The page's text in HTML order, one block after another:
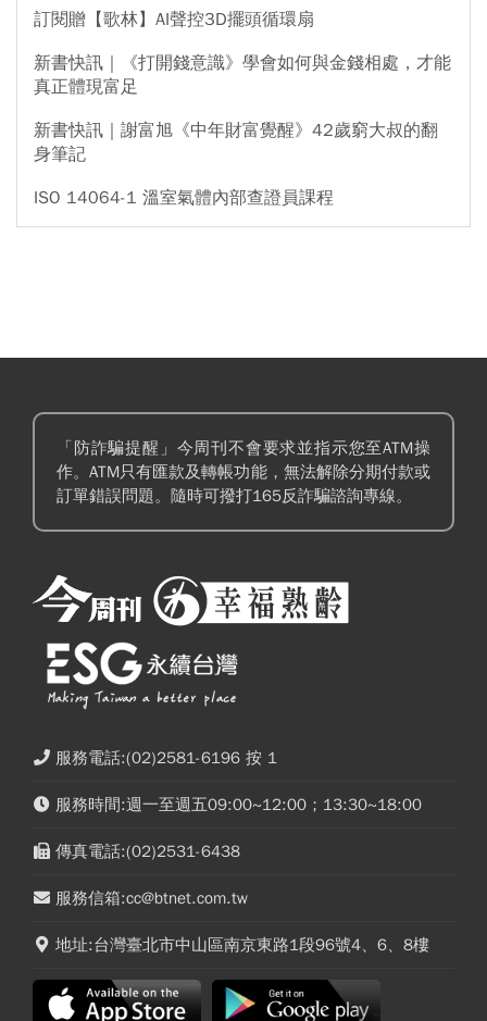
訂閱贈【歌林】AI聲控3D擺頭循環扇
新書快訊｜《打開錢意識》學會如何與金錢相處，才能
真正體現富足
新書快訊｜謝富旭《中年財富覺醒》42歲窮大叔的翻
身筆記
ISO 14064-1 溫室氣體內部查證員課程
「防詐騙提醒」今周刊不會要求並指示您至ATM操
作。ATM只有匯款及轉帳功能，無法解除分期付款或
訂單錯誤問題。隨時可撥打165反詐騙諮詢專線。
服務電話:(02)2581-6196 按 1
服務時間:週一至週五09:00~12:00；13:30~18:00
傳真電話:(02)2531-6438
服務信箱:cc@btnet.com.tw
地址:台灣臺北市中山區南京東路1段96號4、6、8樓